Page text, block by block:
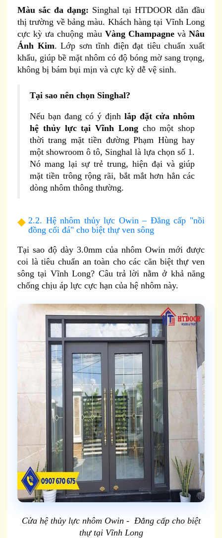
Màu sắc đa dạng: Singhal tại HTDOOR dẫn đầu
thị trường về bảng màu. Khách hàng tại Vĩnh Long
cực kỳ ưa chuộng màu Vàng Champagnevà Nâu
Ánh Kim. Lớp sơn tĩnh điện đạt tiêu chuẩn xuất
khẩu, giúp bề mặt nhôm có độ bóng mờ sang trọng,
không bị bám bụi mịn và cực kỳ dễ vệ sinh.
Tại sao nên chọn Singhal?
Nếu bạn đang có ý định lắp đặt cửa nhôm
hệ thủy lực tại Vĩnh Longcho một shop
thời trang mặt tiền đường Phạm Hùng hay
một showroom ô tô, Singhal là lựa chọn số 1.
Nó mang lại sự trẻ trung, hiện đại và giúp
mặt tiền trông rộng rãi, bắt mắt hơn hẳn các
dòng nhôm thông thường.
2.2. Hệ nhôm thủy lực Owin – Đẳng cấp "nồi
đồng cối đá" cho biệt thự ven sông
Tại sao độ dày 3.0mm của nhôm Owin mới được
coi là tiêu chuẩn an toàn cho các căn biệt thự ven
sông tại Vĩnh Long? Câu trả lời nằm ở khả năng
chống chịu áp lực cực hạn của hệ nhôm này.
Cửa hệ thủy lực nhôm Owin - Đẳng cấp cho biệt
thự tại Vĩnh Long